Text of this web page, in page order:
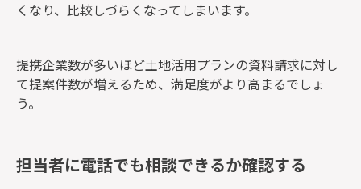
くなり、比較しづらくなってしまいます。
提携企業数が多いほど土地活用プランの資料請求に対し
て提案件数が増えるため、満足度がより高まるでしょ
う。
担当者に電話でも相談できるか確認する